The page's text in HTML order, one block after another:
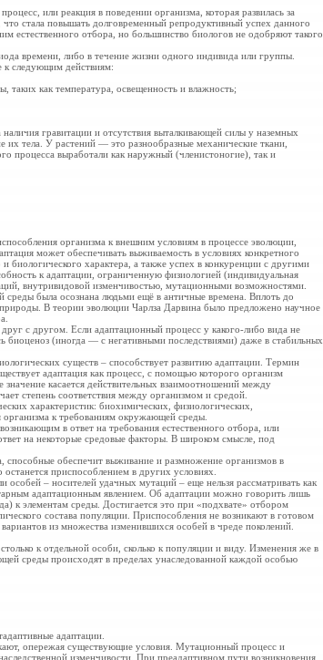
или реакция в поведении организма, которая развилась за
стала повышать долговременный репродуктивный успех данного
естественного отбора, но большинство биологов не одобряют такого
времени, либо в течение жизни одного индивида или группы.
следующим действиям:
таких как температура, освещенность и влажность;
гравитации и отсутствия выталкивающей силы у наземных
тела. У растений — это разнообразные механические ткани,
процесса выработали как наружный (членистоногие), так и
организма к внешним условиям в процессе эволюции,
может обеспечивать выживаемость в условиях конкретного
биологического характера, а также успех в конкуренции с другими
к адаптации, ограниченную физиологией (индивидуальная
внутривидовой изменчивостью, мутационными возможностями.
была осознана людьми ещё в античные времена. Вплоть до
В теории эволюции Чарлза Дарвина было предложено научное
с другом. Если адаптационный процесс у какого-либо вида не
биоценоз (иногда — с негативными последствиями) даже в стабильных
существ – способствует развитию адаптации. Термин
адаптация как процесс, с помощью которого организм
касается действительных взаимоотношений между
степень соответствия между организмом и средой.
характеристик: биохимических, физиологических,
к требованиям окружающей среды.
в ответ на требования естественного отбора, или
на некоторые средовые факторы. В широком смысле, под
способные обеспечит выживание и размножение организмов в
приспособлением в других условиях.
– носителей удачных мутаций – еще нельзя рассматривать как
адаптационным явлением. Об адаптации можно говорить лишь
к элементам среды. Достигается это при «подхвате» отбором
состава популяции. Приспособления не возникают в готовом
из множества изменившихся особей в чреде поколений.
к отдельной особи, сколько к популяции и виду. Изменения же в
среды происходят в пределах унаследованной каждой особью
адаптации.
опережая существующие условия. Мутационный процесс и
изменчивости. При преадаптивном пути возникновения